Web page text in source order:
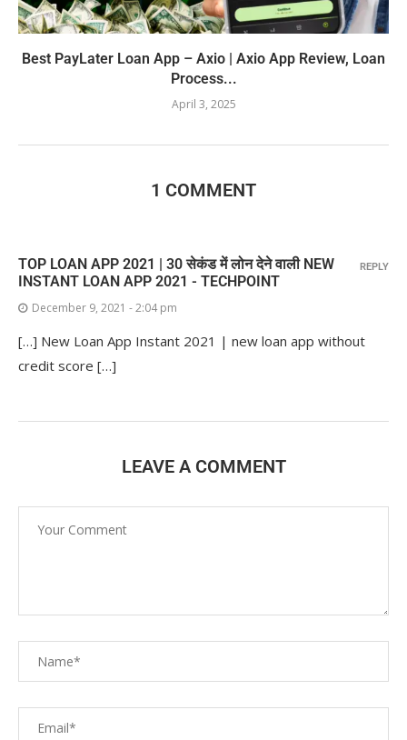
Best PayLater Loan App – Axio | Axio App Review, Loan
Process...
April 3, 2025
1 COMMENT
TOP LOAN APP 2021 | 30 सेकंड में लोन देने वाली NEW
INSTANT LOAN APP 2021 - TECHPOINT
December 9, 2021 - 2:04 pm
[…] New Loan App Instant 2021 | new loan app without
credit score […]
REPLY
LEAVE A COMMENT